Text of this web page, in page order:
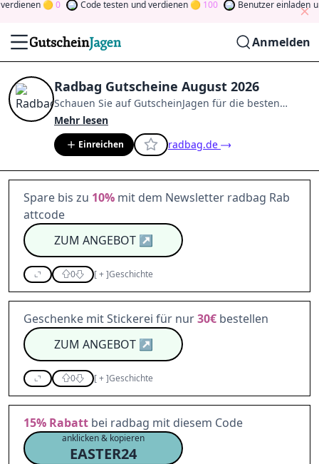
0 Code testen und verdienen 100 Benutzer einladen
Anmelden
Radbag Gutscheine August 2026
Schauen Sie auf GutscheinJagen für die besten
Radbag-Angebote im
der Community
und verdienen Sie Tokens, indem Sie
durch Abstimmen, Testen, Teilen und mehr
beitragen. Drehen Sie den Glücksklee
Sie Geld
Mehr lesen
Einreichen radbag.de
Spare bis zu 10% mit dem Newsletter radbag Rab
attcode
ZUM ANGEBOT↗
0 [+]Geschichte
Geschenke mit Stickerei für nur30€ bestellen
ZUM ANGEBOT↗
0 [+]Geschichte
15% Rabatt bei radbag mit diesem Code
anklicken & kopieren
EASTER24